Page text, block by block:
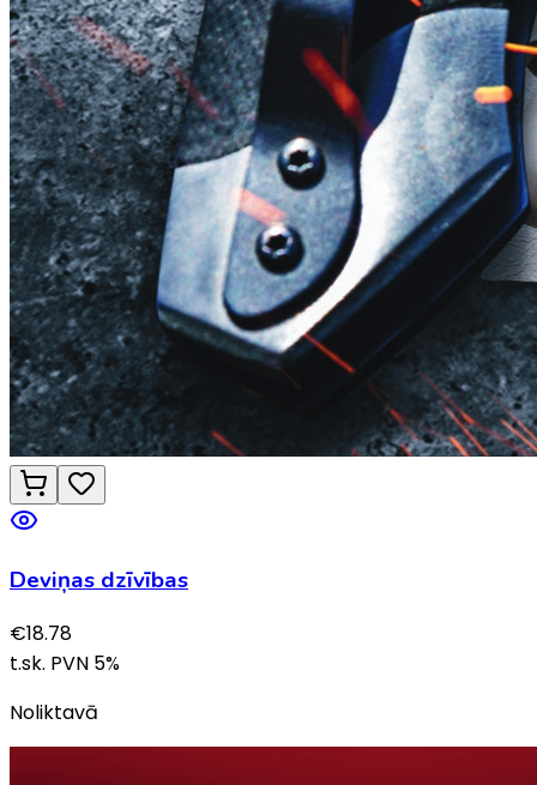
Deviņas dzīvības
€18.78
t.sk. PVN 5%
Noliktavā